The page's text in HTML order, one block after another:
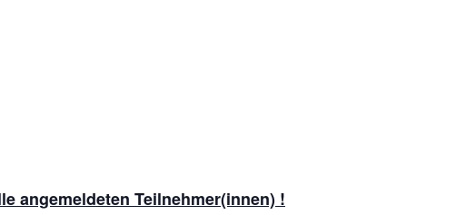
angemeldeten Teilnehmer(innen) !